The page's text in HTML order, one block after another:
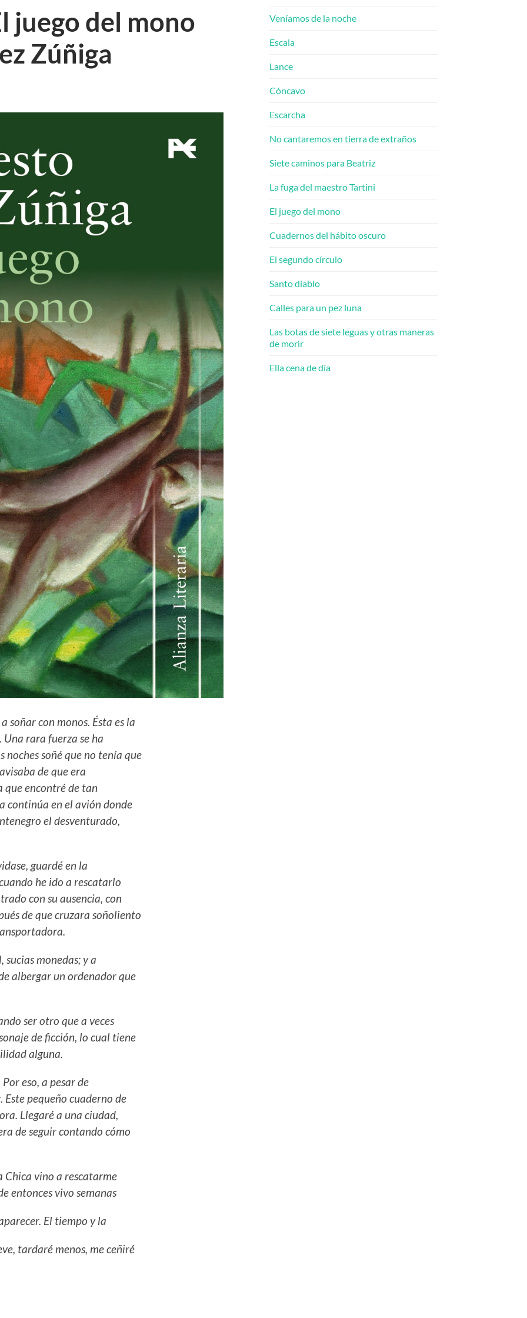
juego del mono
Zúñiga
soñar con monos. Ésta es la
Una rara fuerza se ha
soñé que no tenía que
de que era
que encontré de tan
continúa en el avión donde
el desventurado,
guardé en la
he ido a rescatarlo
con su ausencia, con
de que cruzara soñoliento
monedas; y a
albergar un ordenador que
ser otro que a veces
de ficción, lo cual tiene
alguna.
eso, a pesar de
pequeño cuaderno de
Llegaré a una ciudad,
de seguir contando cómo
Chica vino a rescatarme
entonces vivo semanas
El tiempo y la
tardaré menos, me ceñiré
Veníamos de la noche
Escala
Lance
Cóncavo
Escarcha
No cantaremos en tierra de extraños
Siete caminos para Beatriz
La fuga del maestro Tartini
El juego del mono
Cuadernos del hábito oscuro
El segundo círculo
Santo diablo
Calles para un pez luna
Las botas de siete leguas y otras maneras
de morir
Ella cena de día